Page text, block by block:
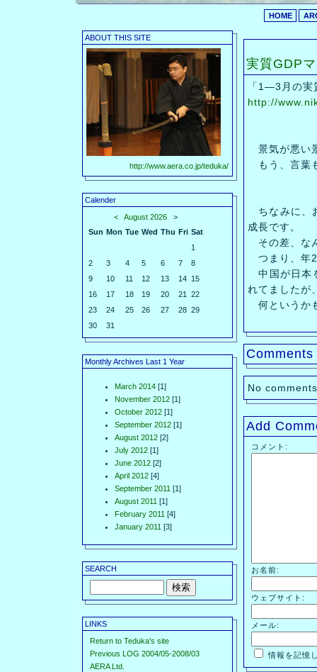
HOME
ABOUT THIS SITE
http://www.aera.co.jp/teduka/
Calender
<
August 2026 >
Sun Mon Tue Wed Thu Fri Sat
1
2
3 4 5 6 7
8
9
10 11 12 13 14 15
16
17 18 19 20 21
22
23
24 25 26 27 28 29
30
31
Monthly Archives Last 1 Year
March 2014 [1]
November 2012 [1]
October 2012 [1]
September 2012 [1]
August 2012 [2]
July 2012 [1]
June 2012 [2]
April 2012 [4]
September 2011 [1]
August 2011 [1]
February 2011 [4]
January 2011 [3]
SEARCH
LINKS
Return to Teduka's site
Previous LOG 2004/05-2008/03
AERA Ltd.
実質GDP
「1―3月の
http://
景気が悪い
もう、言葉
ちなみに、
成長です。
その差、な
つまり、年2
中国が日本
れてましたが
何というか
Comments
No
Add
コメント:
お名前:
ウェブサイト:
メール:
情報を記憶